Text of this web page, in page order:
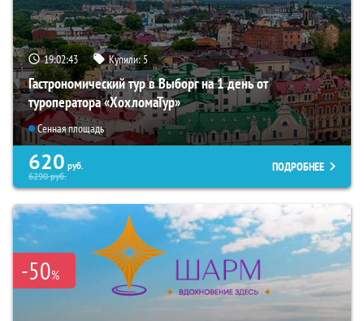
19:02:42 Купили:5
Гастрономический тур в Выборг на 1 день от
туроператора «ХохломаТур»
Сенная площадь
620 руб.
6290руб.
ПОДРОБНЕЕ
-50%